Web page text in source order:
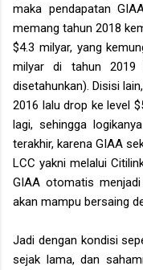
maka pendapatan
memang tahun 2018
$4.3 milyar, yang
milyar di tahun 2019
disetahunkan). Disisi
2016 lalu drop ke level
lagi, sehingga
terakhir, karena GIAA
LCC yakni melalui
GIAA otomatis
akan mampu bersaing
Jadi dengan kondisi
sejak lama, dan